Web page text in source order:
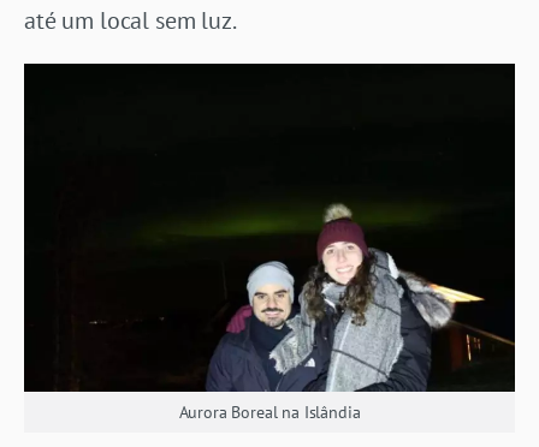
até um local sem luz.
Aurora Boreal na Islândia